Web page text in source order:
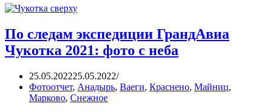
По следам экспедиции ГрандАвиа
Чукотка 2021: фото с неба
25.05.202225.05.2022
Фотоотчет, Анадырь, Ваеги, Краснено, Майниц,
Марково, Снежное